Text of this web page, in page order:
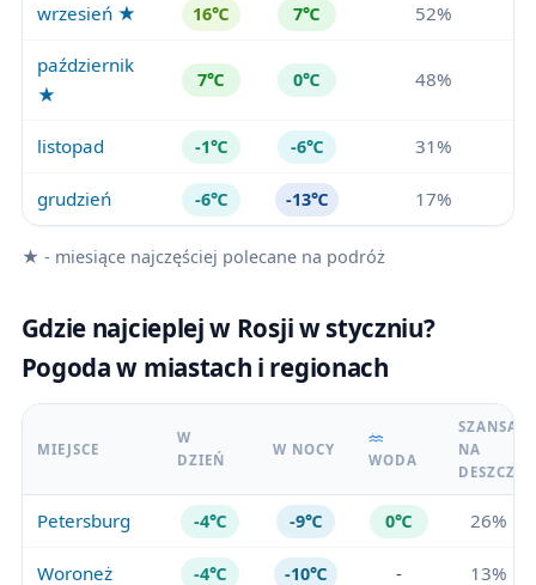
wrzesień ★ 16℃ 7℃ 52%
październik
★
7℃ 0℃ 48%
listopad -1℃ -6℃ 31%
grudzień -6℃ -13℃ 17%
★ - miesiące najczęściej polecane na podróż
Gdzie najcieplej w Rosji w styczniu?
Pogoda w miastach i regionach
MIEJSCE
W
DZIEŃ
W NOCY
WODA
SZANSA
NA
DESZCZ
Petersburg -4℃ -9℃ 0℃ 26%
Woroneż -4℃ -10℃ - 13%